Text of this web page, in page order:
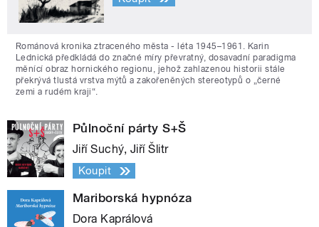
Románová kronika ztraceného města - léta 1945–1961. Karin
Lednická předkládá do značné míry převratný, dosavadní paradigma
měnící obraz hornického regionu, jehož zahlazenou historii stále
překrývá tlustá vrstva mýtů a zakořeněných stereotypů o „černé
zemi a rudém kraji“.
Půlnoční párty S+Š
Jiří Suchý, Jiří Šlitr
Koupit
Mariborská hypnóza
Dora Kaprálová